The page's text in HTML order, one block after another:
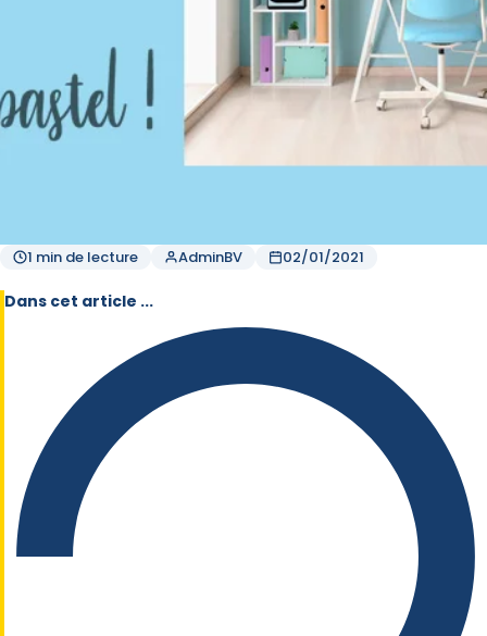
1 min de lecture AdminBV 02/01/2021
Dans cet article ...